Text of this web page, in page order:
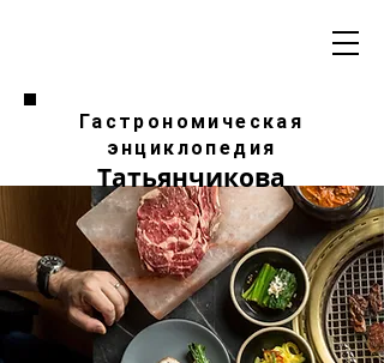
Гастрономическая
энциклопедия
Татьянчикова